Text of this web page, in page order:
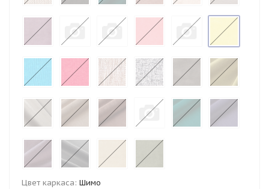
Цвет каркаса: Шимо